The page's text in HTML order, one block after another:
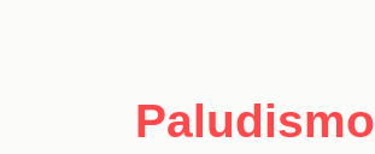
Paludismo